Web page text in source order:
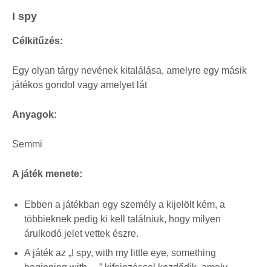
I spy
Célkitűzés:
Egy olyan tárgy nevének kitalálása, amelyre egy másik
játékos gondol vagy amelyet lát
Anyagok:
Semmi
A játék menete:
Ebben a játékban egy személy a kijelölt kém, a
többieknek pedig ki kell találniuk, hogy milyen
árulkodó jelet vettek észre.
A játék az „I spy, with my little eye, something